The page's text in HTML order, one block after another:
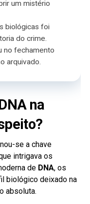
um mistério
biológicas foi
do crime.
no fechamento
arquivado.
na
se a chave
intrigava os
de DNA, os
biológico deixado na
absoluta.